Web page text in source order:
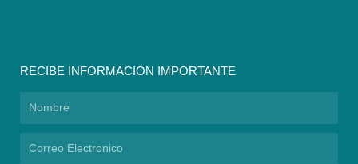
RECIBE INFORMACION IMPORTANTE